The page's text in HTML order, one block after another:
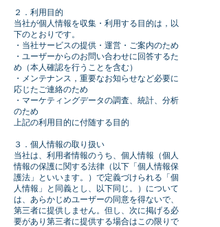
２．利用目的
当社が個人情報を収集・利用する目的は，以
下のとおりです。
・当社サービスの提供・運営・ご案内のため
・ユーザーからのお問い合わせに回答するた
め（本人確認を行うことを含む）
・メンテナンス，重要なお知らせなど必要に
応じたご連絡のため
・マーケティングデータの調査、統計、分析
のため
上記の利用目的に付随する目的
３．個人情報の取り扱い
当社は、利用者情報のうち、個人情報（個人
情報の保護に関する法律（以下「個人情報保
護法」といいます。）で定義づけられる「個
人情報」と同義とし、以下同じ。）について
は、あらかじめユーザーの同意を得ないで、
第三者に提供しません。但し、次に掲げる必
要があり第三者に提供する場合はこの限りで